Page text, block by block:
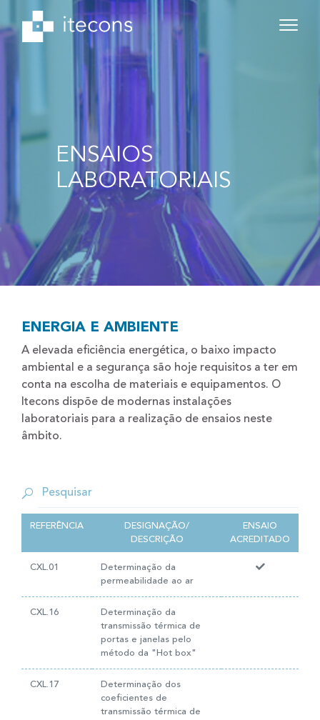
ENSAIOS
LABORATORIAIS
ENERGIA E AMBIENTE
A elevada eficiência energética, o baixo impacto
ambiental e a segurança são hoje requisitos a ter em
conta na escolha de materiais e equipamentos. O
Itecons dispõe de modernas instalações
laboratoriais para a realização de ensaios neste
âmbito.
REFERÊNCIA
DESIGNAÇÃO/
DESCRIÇÃO
ENSAIO
ACREDITADO
CXL.01
Determinação da
permeabilidade ao ar
CXL.16
Determinação da
transmissão térmica de
portas e janelas pelo
método da "Hot box"
CXL.17
Determinação dos
coeficientes de
transmissão térmica de